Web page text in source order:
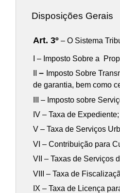
Disposições Gerais
Art. 3º – O Sistema
I – Imposto Sobre a
II– Imposto Sobre
de garantia, bem como
III – Imposto sobre
IV – Taxa de Expediente;
V – Taxa de Serviços
VI – Contribuição para
VII – Taxas de Serviços
VIII – Taxa de
IX – Taxa de Licença